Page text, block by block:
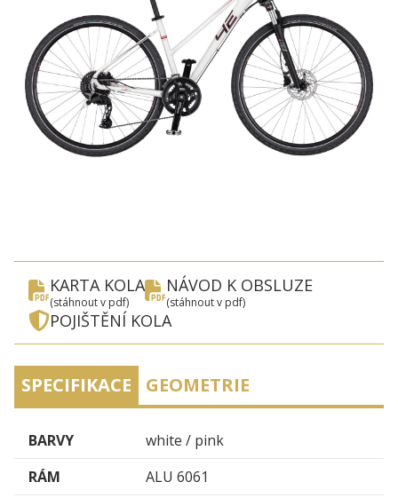
cs
KARTA KOLA
(stáhnout v pdf)
NÁVOD K OBSLUZE
(stáhnout v pdf)
POJIŠTĚNÍ KOLA
SPECIFIKACE GEOMETRIE
BARVY
white / pink
RÁM
ALU 6061